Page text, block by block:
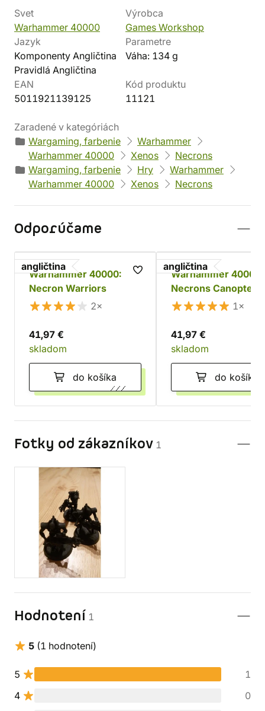
Svet
Warhammer 40000
Výrobca
Games Workshop
Jazyk
Komponenty Angličtina
Pravidlá Angličtina
Parametre
Váha: 134 g
EAN
5011921139125
Kód produktu
11121
Zaradené v kategóriách
Wargaming, farbenie
Warhammer
Warhammer 40000
Xenos
Necrons
Wargaming, farbenie
Hry
Warhammer
Warhammer 40000
Xenos Necrons
Odporúčame
angličtina
Warhammer 40000:
Necron Warriors
2×
41,97 €
skladom
do košíka
angličtina
Warhammer 40000:
Necrons Canoptek
Doomstalker 1×
41,97 €
skladom
do košíka
Fotky od zákazníkov 1
Hodnotení 1
5 (1 hodnotení)
5
1
4
0